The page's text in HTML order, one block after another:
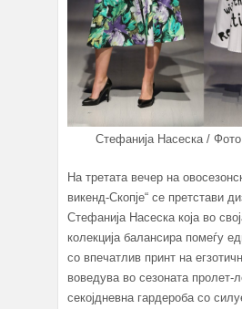
Стефанија Насеска /
На третата вечер на
викенд-Скопје“ се претстави
Стефанија Насеска која во
колекција балансира помеѓу
со впечатлив принт на
воведува во сезоната пролет-
секојдневна гардероба со